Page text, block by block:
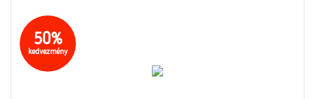
50%
kedvezmény